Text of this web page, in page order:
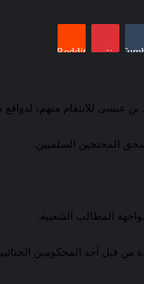
بينتيريست
‏
Reddit
عيسى للانتقام منهم، لدوافع
المطالب الشعبية.
قبل أحد المحكومين